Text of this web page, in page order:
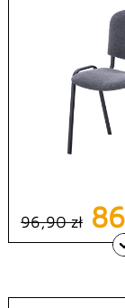
Cena
96,90 zł 86